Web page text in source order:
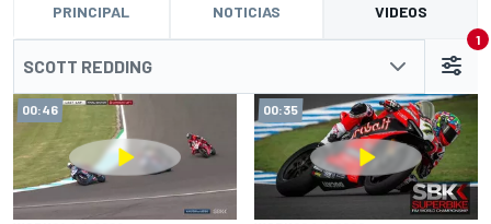
PRINCIPAL NOTICIAS VIDEOS
SCOTT REDDING
1
00:46 00:35